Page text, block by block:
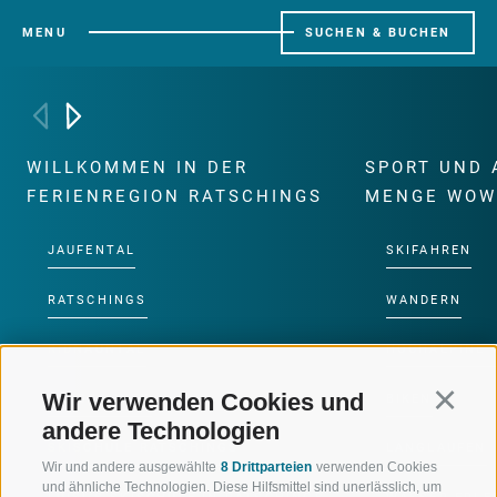
Wir verwenden Cookies und
andere Technologien
Wir und andere ausgewählte 8 Drittparteien verwenden Cookies
und ähnliche Technologien. Diese Hilfsmittel sind unerlässlich, um
MENU SUCHEN & BUCHEN
WILLKOMMEN IN DER
FERIENREGION RATSCHINGS
JAUFENTAL
RATSCHINGS
RIDNAUNTAL
BERGBAHNEN
SKISCHULE RATSCHINGS
SPORT UND
MENGE
SKIFAHREN
WANDERN
HOCHALPINE